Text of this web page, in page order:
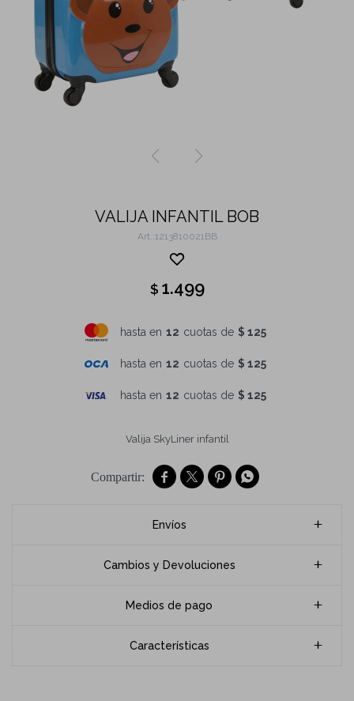
VALIJA INFANTIL BOB
1213810021BB
$ 1.499
hasta en 12 cuotas de $ 125
hasta en 12 cuotas de $ 125
hasta en 12 cuotas de $ 125
Valija SkyLiner infantil
   
Envíos
Cambios y Devoluciones
Medios de pago
Características